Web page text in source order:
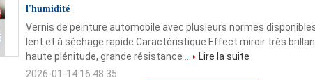
l'humidité
Vernis de peinture automobile avec plusieurs normes
lent et à séchage rapide Caractéristique Effect miroir très
haute plénitude, grande résistance ...
Lire la suite
2026-01-14 16:48:35